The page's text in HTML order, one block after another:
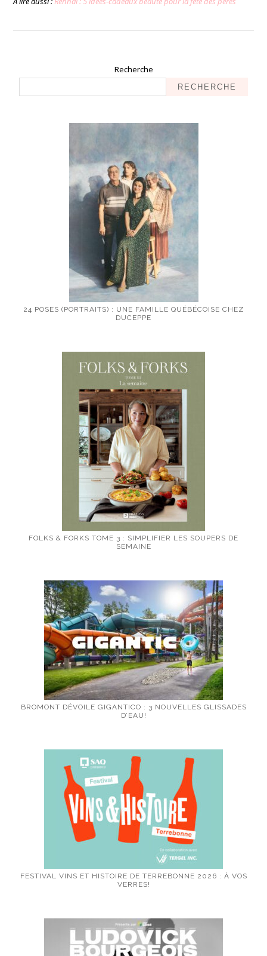
Recherche
RECHERCHE
24 POSES (PORTRAITS) : UNE FAMILLE QUÉBÉCOISE CHEZ
DUCEPPE
FOLKS & FORKS TOME 3 : SIMPLIFIER LES SOUPERS DE
SEMAINE
BROMONT DÉVOILE GIGANTICO : 3 NOUVELLES GLISSADES
D’EAU!
FESTIVAL VINS ET HISTOIRE DE TERREBONNE 2026 : À VOS
VERRES!